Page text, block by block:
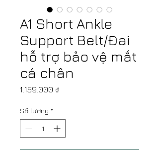
A1 Short Ankle
Support Belt/Đai
hỗ trợ bảo vệ mắt
cá chân
1.159.000 ₫
Số lượng *